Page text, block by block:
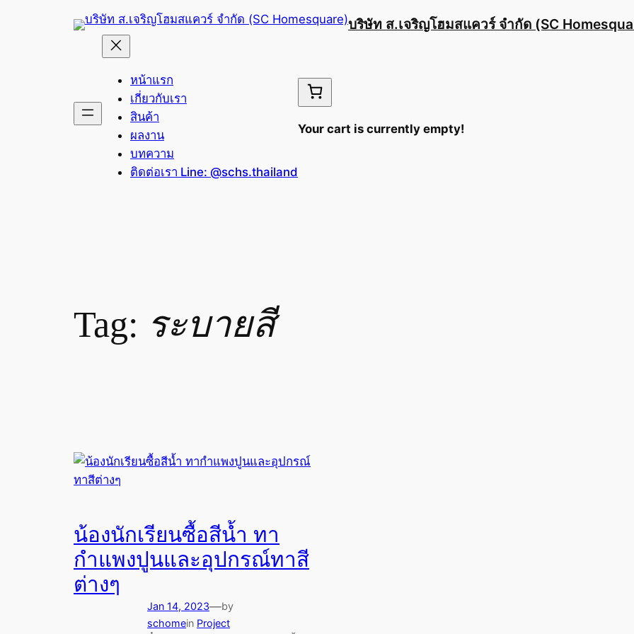
บริษัท ส.เจริญโฮมสแควร์ จำกัด (SC
หน้าแรก
เกี่ยวกับเรา
สินค้า
ผลงาน
บทความ
ติดต่อเรา Line: @schs.thailand
Your cart is currently empty!
Tag: ระบายสี
น้องนักเรียนซื้อสีน้ำ ทา
กำแพงปูนและอุปกรณ์ทาสี
ต่างๆ
Jan 14, 2023—by
schomein Project